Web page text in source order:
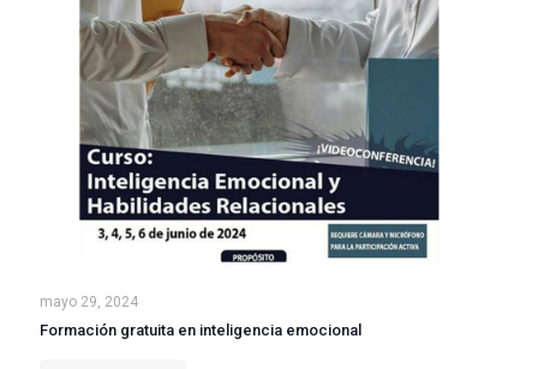
mayo 29, 2024
Formación gratuita en inteligencia emocional